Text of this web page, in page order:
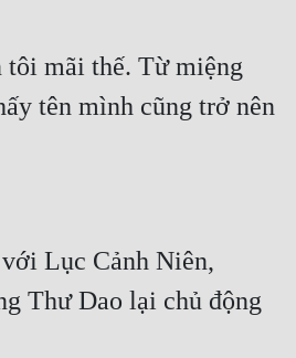
tôi mãi thế. Từ miệng
tên mình cũng trở nên
Lục Cảnh Niên,
Thư Dao lại chủ động